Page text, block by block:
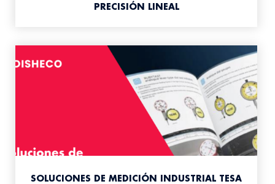
PRECISIÓN LINEAL
SOLUCIONES DE MEDICIÓN INDUSTRIAL TESA